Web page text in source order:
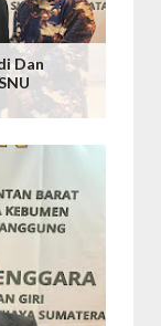
Dan